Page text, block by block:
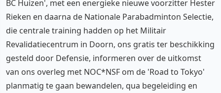
BC Huizen', met een energieke nieuwe voorzitter Hester
Rieken en daarna de Nationale Parabadminton Selectie,
die centrale training hadden op het Militair
Revalidatiecentrum in Doorn, ons gratis ter beschikking
gesteld door Defensie, informeren over de uitkomst
van ons overleg met NOC*NSF om de 'Road to Tokyo'
planmatig te gaan bewandelen, qua begeleiding en